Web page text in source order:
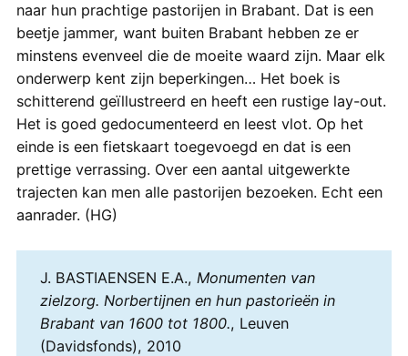
naar hun prachtige pastorijen in Brabant. Dat is een
beetje jammer, want buiten Brabant hebben ze er
minstens evenveel die de moeite waard zijn. Maar elk
onderwerp kent zijn beperkingen… Het boek is
schitterend geïllustreerd en heeft een rustige lay-out.
Het is goed gedocumenteerd en leest vlot. Op het
einde is een fietskaart toegevoegd en dat is een
prettige verrassing. Over een aantal uitgewerkte
trajecten kan men alle pastorijen bezoeken. Echt een
aanrader. (HG)
J. BASTIAENSEN E.A., Monumenten van
zielzorg. Norbertijnen en hun pastorieën in
Brabant van 1600 tot 1800., Leuven
(Davidsfonds), 2010